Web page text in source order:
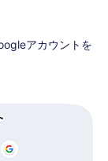
アカウントを